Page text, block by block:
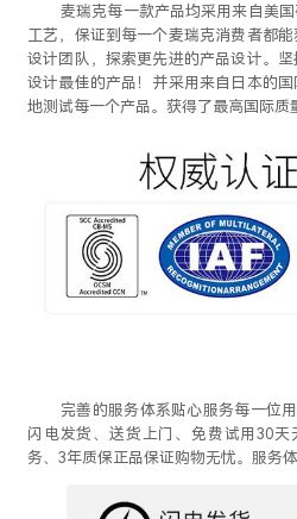
麦瑞克每一款产品均采用来自美
工艺，保证到每一个麦瑞克消费者都
设计团队，探索更先进的产品设计。
设计最佳的产品！并采用来自日本的
地测试每一个产品。获得了最高国际质
完善的服务体系贴心服务每一位
闪电发货、送货上门、免费试用30
务、3年质保正品保证购物无忧。服务体